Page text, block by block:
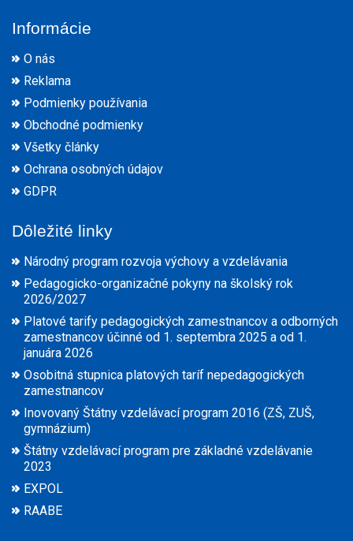
Informácie
O nás
Reklama
Podmienky používania
Obchodné podmienky
Všetky články
Ochrana osobných údajov
GDPR
Dôležité linky
Národný program rozvoja výchovy a vzdelávania
Pedagogicko-organizačné pokyny na školský rok
2026/2027
Platové tarify pedagogických zamestnancov a odborných
zamestnancov účinné od 1. septembra 2025 a od 1.
januára 2026
Osobitná stupnica platových taríf nepedagogických
zamestnancov
Inovovaný Štátny vzdelávací program 2016 (ZŠ, ZUŠ,
gymnázium)
Štátny vzdelávací program pre základné vzdelávanie
2023
EXPOL
RAABE